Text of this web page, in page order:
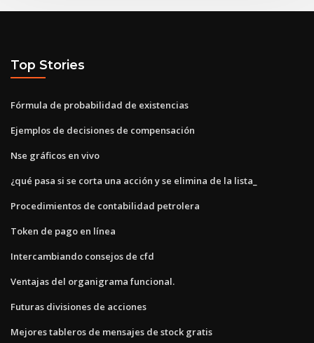
Top Stories
Fórmula de probabilidad de existencias
Ejemplos de decisiones de compensación
Nse gráficos en vivo
¿qué pasa si se corta una acción y se elimina de la lista_
Procedimientos de contabilidad petrolera
Token de pago en línea
Intercambiando consejos de cfd
Ventajas del organigrama funcional.
Futuras divisiones de acciones
Mejores tableros de mensajes de stock gratis